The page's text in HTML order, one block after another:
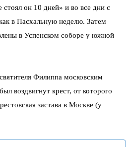
он 10 дней» и во все дни с
в Пасхальную неделю. Затем
в Успенском соборе у южной
Филиппа московским
воздвигнут крест, от которого
застава в Москве (у